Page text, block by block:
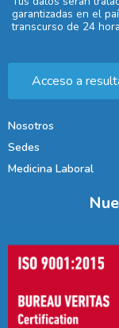
garantizadas en el
transcurso de 24
Acceso a
Nosotros
Sedes
Medicina Laboral